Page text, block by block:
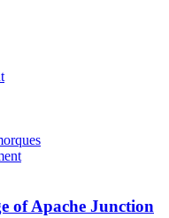
of Apache Junction